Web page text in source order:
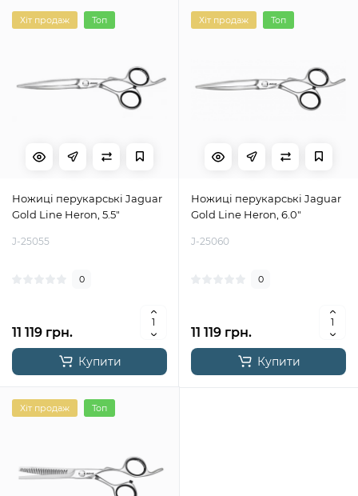
Хіт продаж Топ
Ножиці перукарські Jaguar
Gold Line Heron, 5.5"
J-25055
0
11 119 грн.
Купити
Хіт продаж Топ
Ножиці перукарські Jaguar
Gold Line Heron, 6.0"
J-25060
0
11 119 грн.
Купити
Хіт продаж Топ